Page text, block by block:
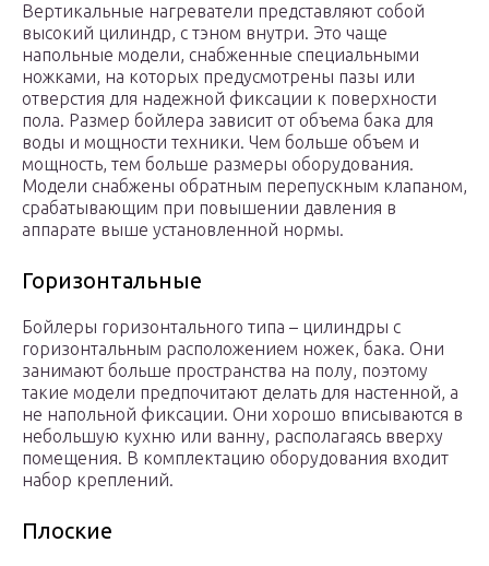
Вертикальные нагреватели представляют собой
высокий цилиндр, с тэном внутри. Это чаще
напольные модели, снабженные специальными
ножками, на которых предусмотрены пазы или
отверстия для надежной фиксации к поверхности
пола. Размер бойлера зависит от объема бака для
воды и мощности техники. Чем больше объем и
мощность, тем больше размеры оборудования.
Модели снабжены обратным перепускным клапаном,
срабатывающим при повышении давления в
аппарате выше установленной нормы.
Горизонтальные
Бойлеры горизонтального типа – цилиндры с
горизонтальным расположением ножек, бака. Они
занимают больше пространства на полу, поэтому
такие модели предпочитают делать для настенной, а
не напольной фиксации. Они хорошо вписываются в
небольшую кухню или ванну, располагаясь вверху
помещения. В комплектацию оборудования входит
набор креплений.
Плоские